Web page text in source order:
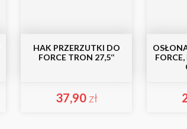
HAK PRZERZUTKI DO
FORCE TRON 27,5‘‘
37,90 zł